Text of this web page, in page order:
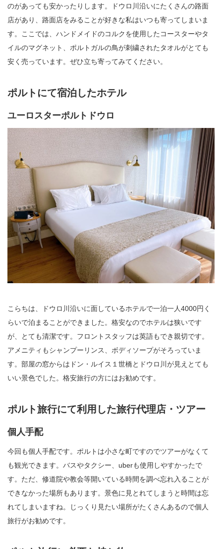
のがあっても安かったりします。ドウロ川沿いにたくさんの路面
店があり、路面店をみることが好きな私はいつも寄ってしまいま
す。ここでは、ハンドメイドのコルクを使用したコースターやタ
イルのマグネット、ポルトガルの鳥が刺繍されたタオルがとても
安く売っています。ぜひ立ち寄ってみてください。
ポルトにて宿泊したホテル
ユーロスターポルトドウロ
こらちは、ドウロ川沿いに面しているホテルで一泊一人4000円く
らいで泊まることができました。格安なのでホテルは狭いです
が、とても清潔です。フロントスタッフは英語もでき親切です。
アメニティもシャンプーリンス、ボディソープがそろっていま
す。部屋の窓からはドン・ルイス１世橋とドウロ川が見えとても
いい景色でした。格安旅行の方にはお勧めです。
ポルト旅行にて利用した旅行代理店・ツアー
個人手配
今回も個人手配です。ポルトは小さな町ですのでツアーがなくて
も観光できます。バスやタクシー、uberも使用しやすかったで
す。ただ、修道院や教会等開いている時間を調べ忘れ入ることが
できなかった場所もあります。景色に見とれてしまうと時間は忘
れてしまいますね。じっくり見たい場所がたくさんあるので個人
旅行がお勧めです。